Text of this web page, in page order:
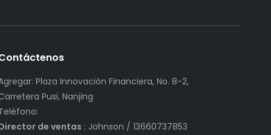
Plaza Innovación Financiera, No. 8-2,
Pusi, Nanjing
de ventas : Johnson / 13660737853